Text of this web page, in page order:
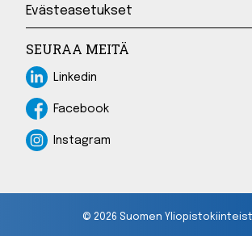
Evästeasetukset
SEURAA MEITÄ
LinkedinLinkedin
Facebook
Facebook
Instagram
Instagram
© 2026 Suomen